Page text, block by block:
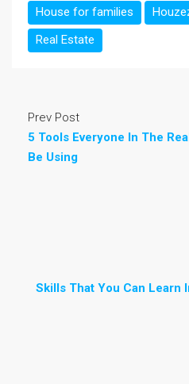
House for families
Real Estate
Prev Post
5 Tools Everyone In The
Be Using
Skills That You Can Learn